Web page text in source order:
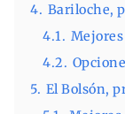
4. Bariloche,
4.1.
4.2.
5. El Bolsón,